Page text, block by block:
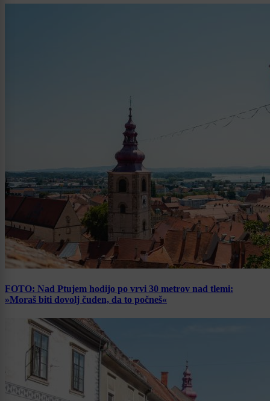
FOTO: Nad Ptujem hodijo po vrvi 30 metrov nad tlemi:
»Moraš biti dovolj čuden, da to počneš«